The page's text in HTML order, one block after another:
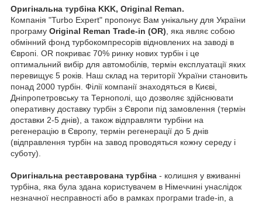
Оригінальна турбіна KKK, Original Reman.
Компанія "Turbo Expert" пропонує Вам унікальну для України
програму Original Reman Trade-in (OR) , яка являє собою
обмінний фонд турбокомпресорів відновлених на заводі в
Європі. OR покриває 70% ринку нових турбін і це
оптимальний вибір для автомобілів, термін експлуатації яких
перевищує 5 років. Наш склад на території України становить
понад 2000 турбін. Філії компанії знаходяться в Києві,
Дніпропетровську та Тернополі, що дозволяє здійснювати
оперативну доставку турбін з Європи під замовлення (термін
доставки 2-5 днів), а також відправляти турбіни на
регенерацію в Європу, термін регенерації до 5 днів
(відправлення турбін на завод проводяться кожну середу і
суботу).
Оригінальна реставрована турбіна - колишня у вживанні
турбіна, яка була здана користувачем в Німеччині унаслідок
незначної несправності або в рамках програми trade-in, а